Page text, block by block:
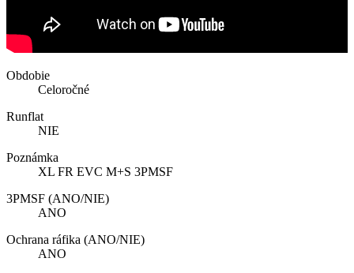
Obdobie
Celoročné
Runflat
NIE
Poznámka
XL FR EVC M+S 3PMSF
3PMSF (ANO/NIE)
ANO
Ochrana ráfika (ANO/NIE)
ANO